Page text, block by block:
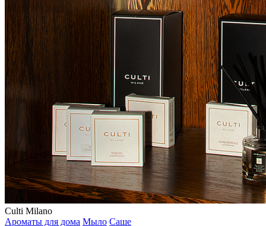
Culti Milano
Ароматы для дома Мыло Саше